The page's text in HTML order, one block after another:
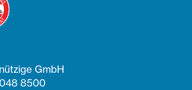
GmbH
8500